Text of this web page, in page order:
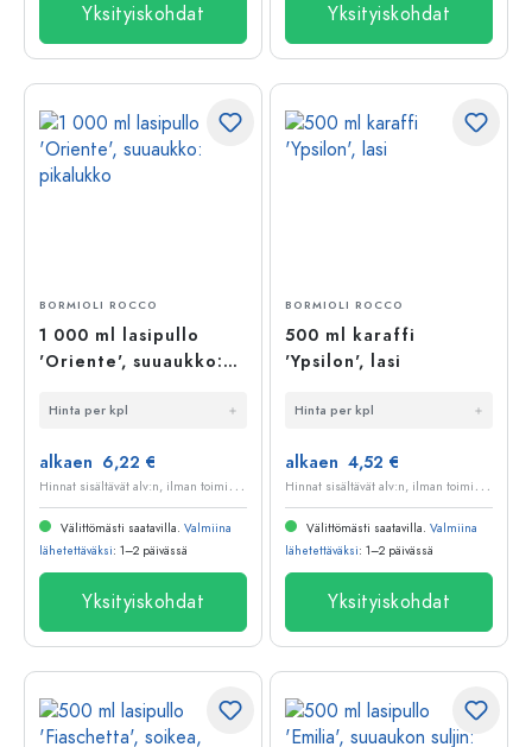
Yksityiskohdat Yksityiskohdat
BORMIOLI ROCCO
1 000 ml lasipullo
'Oriente', suuaukko:
Hinta per kpl
alkaen 6,22 €
H
innat sisältävät alv:n, ilman toimituskuluja
Välittömästi saatavilla. Valmiina
lähetettäväksi: 1–2 päivässä
Yksityiskohdat
BORMIOLI ROCCO
500 ml karaffi
'Ypsilon', lasi
Hinta per kpl
alkaen 4,52 €
H
innat sisältävät alv:n, ilman toimituskuluja
Välittömästi saatavilla. Valmiina
lähetettäväksi: 1–2 päivässä
Yksityiskohdat